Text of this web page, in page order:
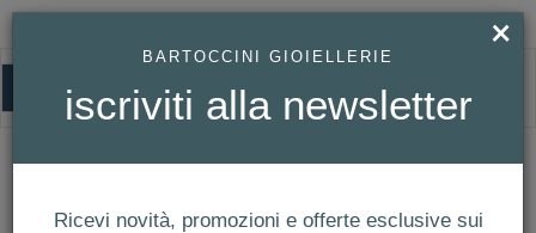
HOMEPAGE GIOIELLI MASERATI - BRACCIALE UOMO REF. JM420ATK03
Gioielli Maserati - Bracciale Uomo Ref.
JM420ATK03
×
BARTOCCINI GIOIELLERIE
iscriviti alla newsletter
Ricevi novità, promozioni e offerte esclusive sui